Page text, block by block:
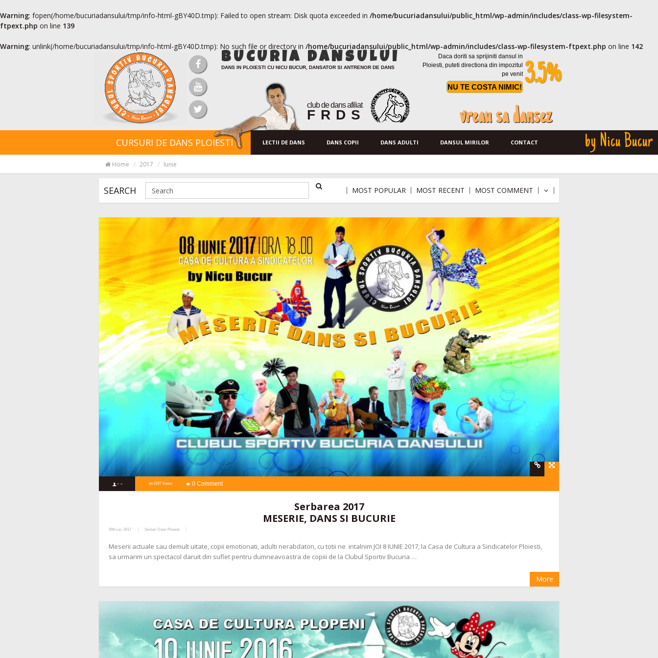
Warning: fopen(/home/bucuriadansului/tmp/info-html-gBY40D.tmp): Failed to open stream: Disk quota exceeded in /home/bucuriadansului/public_html/wp-admin/includes/class-wp-filesystem-
ftpext.php on line 139
Warning: unlink(/home/bucuriadansului/tmp/info-html-gBY40D.tmp): No such file or directory in /home/bucuriadansului/public_html/wp-admin/includes/class-wp-filesystem-ftpext.php on line 142
BUCURIA DANSULUI
DANS IN PLOIESTI CU NICU BUCUR, DANSATOR SI ANTRENOR DE DANS
club de dans afiliat
FRDS
Daca doriti sa sprijiniti dansul in
Ploiesti, puteti directiona din impozitul
pe venit
NU TE COSTA NIMIC! 3.5%
vreau sa dansez
CURSURI DE DANS PLOIESTI LECTII DE DANS DANS COPII DANS ADULTI DANSUL MIRILOR CONTACT by Nicu Bucur
Home 2017 Iunie
SEARCH MOST POPULAR MOST RECENT MOST COMMENT
- - 1597 Views 0 Comment
Serbarea 2017
MESERIE, DANS SI BUCURIE
06th iun. 2017 Serbari Dans Ploiesti
Meserii actuale sau demult uitate, copii emotionati, adulti nerabdatori, cu totii ne intalnim JOI 8 IUNIE 2017, la Casa de Cultura a Sindicatelor Ploiesti,
sa urmarim un spectacol daruit din suflet pentru dumneavoastra de copiii de la Clubul Sportiv Bucuria …
More